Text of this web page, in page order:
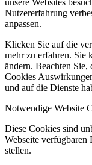
unsere Websites
Nutzererfahrung
anpassen.
Klicken Sie auf die
mehr zu erfahren. Sie
ändern. Beachten
Cookies
und auf die Dienste
Notwendige Website
Diese Cookies sind
Webseite
stellen.